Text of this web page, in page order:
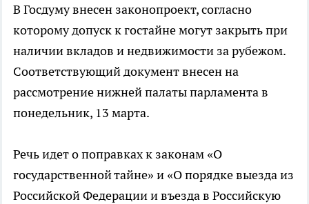
В Госдуму внесен законопроект, согласно
которому допуск к гостайне могут закрыть при
наличии вкладов и недвижимости за рубежом.
Соответствующий документ внесен на
рассмотрение нижней палаты парламента в
понедельник, 13 марта.
Речь идет о поправках к законам «О
государственной тайне» и «О порядке выезда из
Российской Федерации и въезда в Российскую